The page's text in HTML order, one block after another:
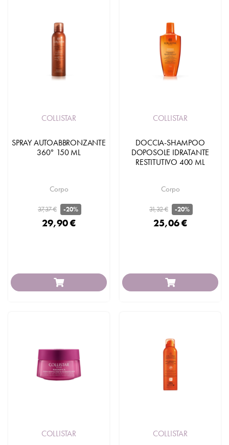
COLLISTAR
SPRAY AUTOABBRONZANTE
360° 150 ML
Corpo
37,37 € -20%
29,90 €
COLLISTAR
DOCCIA-SHAMPOO
DOPOSOLE IDRATANTE
RESTITUTIVO 400 ML
Corpo
31,32 € -20%
25,06 €
COLLISTAR COLLISTAR